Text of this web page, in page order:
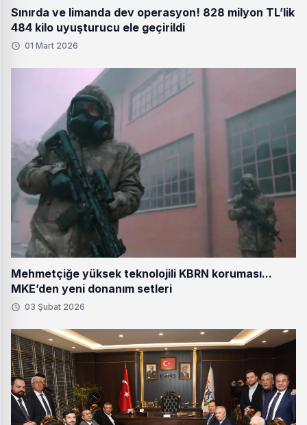
Sınırda ve limanda dev operasyon! 828 milyon TL’lik
484 kilo uyuşturucu ele geçirildi
01 Mart 2026
Mehmetçiğe yüksek teknolojili KBRN koruması...
MKE’den yeni donanım setleri
03 Şubat 2026